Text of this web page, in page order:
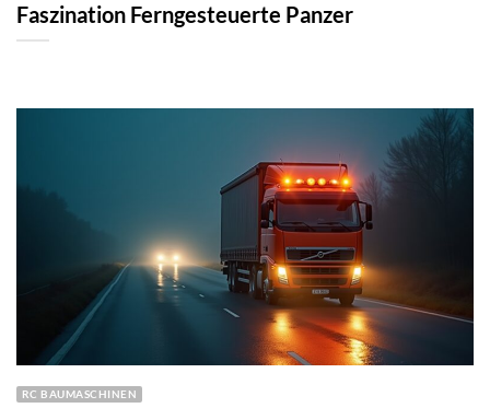
Faszination Ferngesteuerte Panzer
RC BAUMASCHINEN